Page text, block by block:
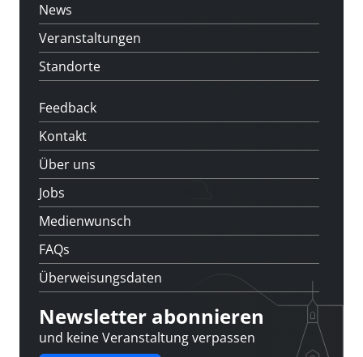
News
Veranstaltungen
Standorte
Feedback
Kontakt
Über uns
Jobs
Medienwunsch
FAQs
Überweisungsdaten
Newsletter abonnieren
und keine Veranstaltung verpassen